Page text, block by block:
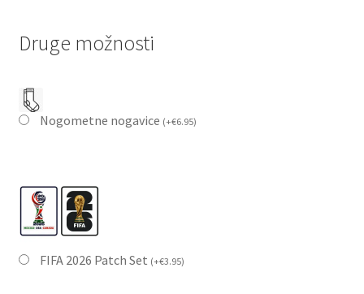
Druge možnosti
Nogometne nogavice (+€6.95)
FIFA 2026 Patch Set (+€3.95)